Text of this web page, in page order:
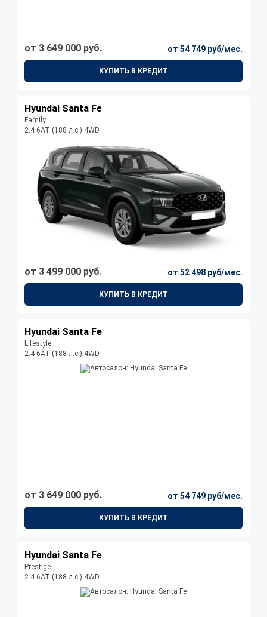
от 3 649 000 руб. от 54 749 руб/мес.
КУПИТЬ В КРЕДИТ
Hyundai Santa Fe
Family
2.4 6АТ (188 л.с.) 4WD
от 3 499 000 руб. от 52 498 руб/мес.
КУПИТЬ В КРЕДИТ
Hyundai Santa Fe
Lifestyle
2.4 6АТ (188 л.с.) 4WD
от 3 649 000 руб. от 54 749 руб/мес.
КУПИТЬ В КРЕДИТ
Hyundai Santa Fe
Prestige
2.4 6АТ (188 л.с.) 4WD